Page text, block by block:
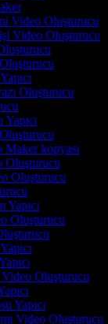
Video Oluşturucu
Video Oluşturucu
Oluşturucu
Maker kopyası
Oluşturucu
Oluşturucu
Yapıcı
Oluşturucu
Video Oluşturucu
Yapıcı
Video Oluşturucu